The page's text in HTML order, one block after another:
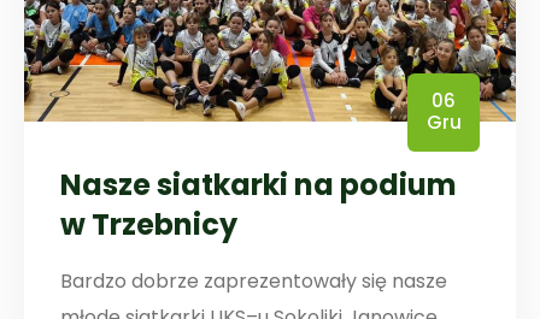
06
Gru
Nasze siatkarki na podium
w Trzebnicy
Bardzo dobrze zaprezentowały się nasze